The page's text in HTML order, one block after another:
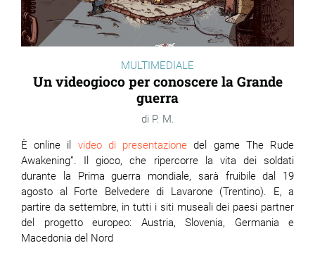
MULTIMEDIALE
Un videogioco per conoscere la Grande
guerra
P. M.
È online il video di presentazione del game The Rude
Awakening”. Il gioco, che ripercorre la vita dei soldati
durante la Prima guerra mondiale, sarà fruibile dal 19
agosto al Forte Belvedere di Lavarone (Trentino). E, a
partire da settembre, in tutti i siti museali dei paesi partner
del progetto europeo: Austria, Slovenia, Germania e
Macedonia del Nord